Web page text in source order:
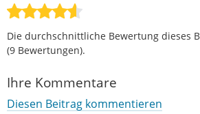
Die durchschnittliche Bewertung dieses
(9 Bewertungen).
Ihre Kommentare
Diesen Beitrag kommentieren